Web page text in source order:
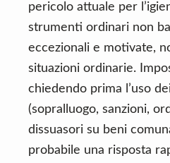
pericolo attuale per
strumenti ordinari non
eccezionali e motivate,
situazioni ordinarie.
chiedendo prima l’uso
(sopralluogo, sanzioni,
dissuasori su beni
probabile una risposta